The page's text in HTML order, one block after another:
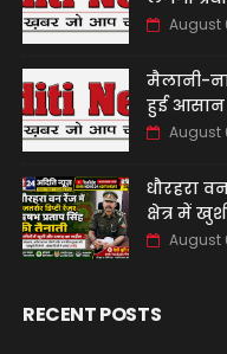
August
मैलानी-
हुई आसान
August
धौरहरा
क्षेत्र में
August
RECENT POSTS